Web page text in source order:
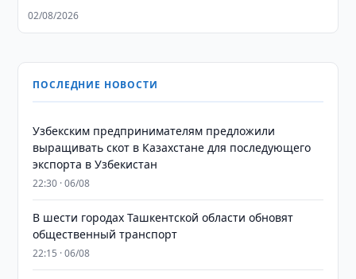
02/08/2026
ПОСЛЕДНИЕ НОВОСТИ
Узбекским предпринимателям предложили
выращивать скот в Казахстане для последующего
экспорта в Узбекистан
22:30 · 06/08
В шести городах Ташкентской области обновят
общественный транспорт
22:15 · 06/08